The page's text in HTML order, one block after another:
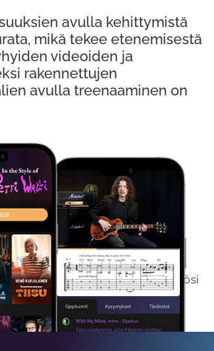
Ilmaiseksi
saat koko sisältömme käyttöösi
viikon ajaksi.
avulla kehittymistä
mikä tekee etenemisestä
videoiden ja
rakennettujen
avulla treenaaminen on